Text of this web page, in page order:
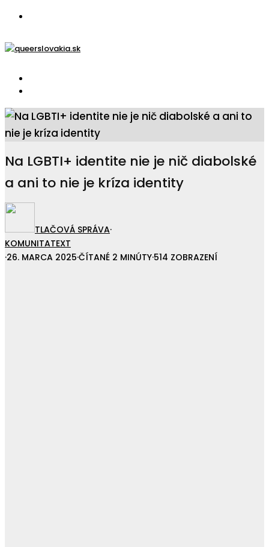
Na LGBTI+ identite nie je nič diabolské
a ani to nie je kríza identity
TLAČOVÁ SPRÁVA·
KOMUNITATEXT
·26. MARCA 2025·ČÍTANÉ 2 MINÚTY·514 ZOBRAZENÍ